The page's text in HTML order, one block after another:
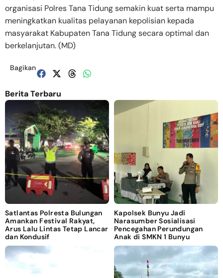
organisasi Polres Tana Tidung semakin kuat serta mampu
meningkatkan kualitas pelayanan kepolisian kepada
masyarakat Kabupaten Tana Tidung secara optimal dan
berkelanjutan. (MD)
Bagikan
Berita Terbaru
Satlantas Polresta Bulungan
Amankan Festival Rakyat,
Arus Lalu Lintas Tetap Lancar
dan Kondusif
Kapolsek Bunyu Jadi
Narasumber Sosialisasi
Pencegahan Perundungan
Anak di SMKN 1 Bunyu